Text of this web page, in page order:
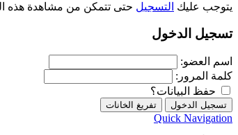
يتوجب عليك التسجيل حتى تتمكن من مشاهدة هذه
تسجيل الدخول
اسم العضو:
كلمة المرور:
حفظ البيانات؟
Quick Navigation